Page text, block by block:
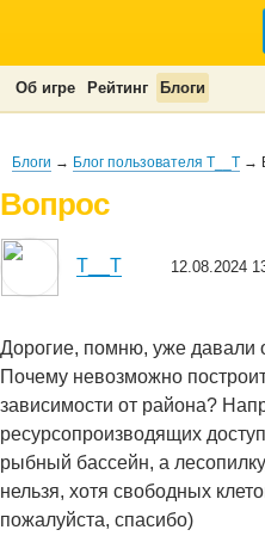
Об игре Рейтинг Блоги
Блоги → Блог пользователя T__T →
Вопрос
T__T 12.08.2024
Дорогие, помню, уже давали
Почему невозможно
зависимости от района?
ресурсопроизводящих
рыбный бассейн, а
нельзя, хотя свободных
пожалуйста, спасибо)